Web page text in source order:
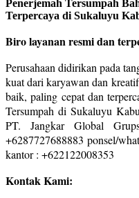
Penerjemah Tersumpah
Terpercaya di Sukaluyu
Biro layanan resmi dan
Perusahaan didirikan pada
kuat dari karyawan dan
baik, paling cepat dan
Tersumpah di Sukaluyu
PT. Jangkar Global
+6287727688883 ponsel/
kantor : +622122008353
Kontak Kami: